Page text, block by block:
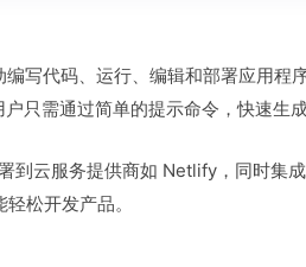
写代码、运行、编辑和部署应用
只需通过简单的提示命令，快速生
到云服务提供商如 Netlify，同时集
松开发产品。